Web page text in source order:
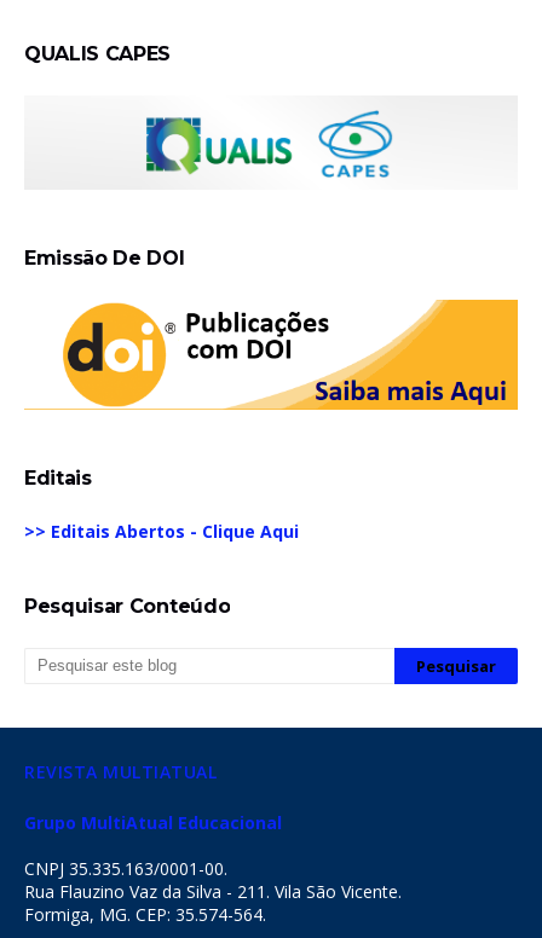
QUALIS CAPES
Emissão De DOI
Editais
>> Editais Abertos - Clique Aqui
Pesquisar Conteúdo
REVISTA MULTIATUAL
Grupo MultiAtual Educacional
CNPJ 35.335.163/0001-00.
Rua Flauzino Vaz da Silva - 211. Vila São Vicente.
Formiga, MG. CEP: 35.574-564.